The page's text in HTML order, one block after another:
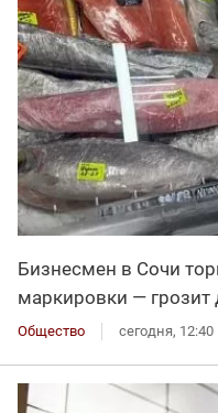
Бизнесмен в Сочи
маркировки — грозит
Общество сегодня, 12:40